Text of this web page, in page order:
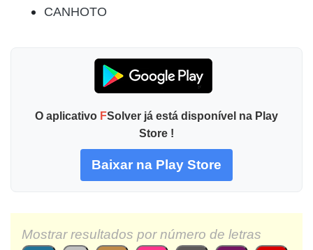
CANHOTO
O aplicativo FSolver já está disponível na Play
Store !
Baixar na Play Store
Mostrar resultados por número de letras